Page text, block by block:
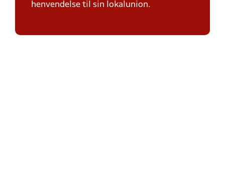
henvendelse til sin lokalunion.